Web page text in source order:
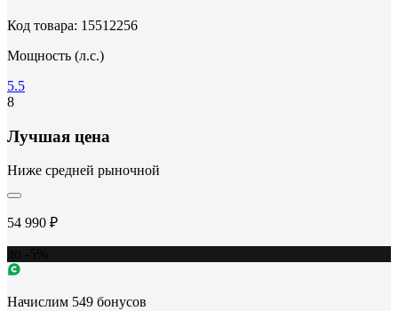
Код товара: 15512256
Мощность (л.с.)
5.5
8
Лучшая цена
Ниже средней рыночной
54 990 ₽
Начислим 549 бонусов